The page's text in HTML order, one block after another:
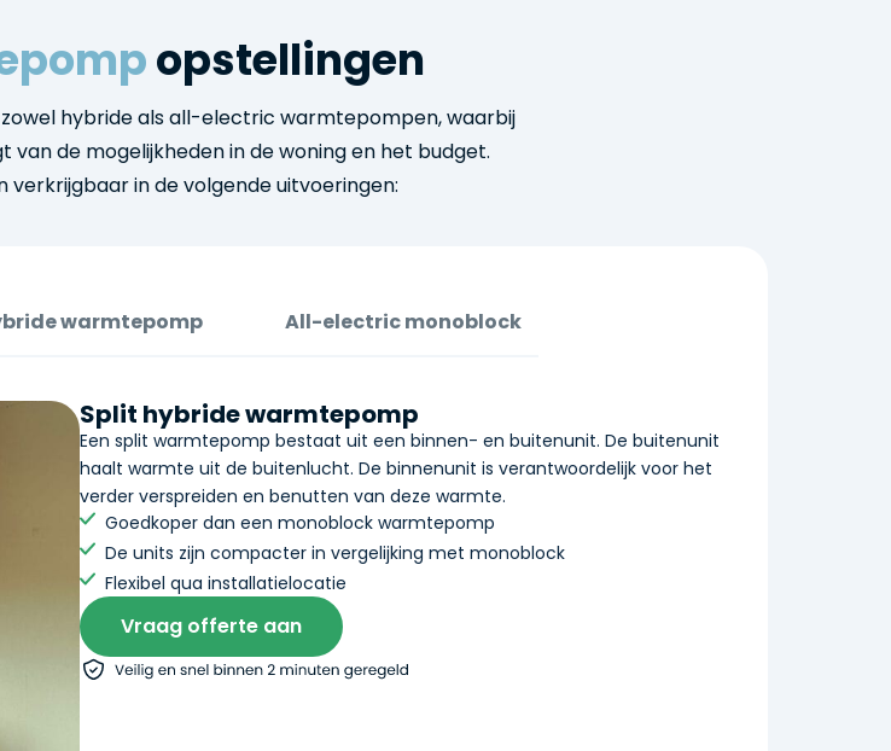
opstellingen
hybride als all-electric warmtepompen, waarbij
de mogelijkheden in de woning en het budget.
verkrijgbaar in de volgende uitvoeringen:
warmtepomp All-electric monoblock
Split hybride warmtepomp
Een split warmtepomp bestaat uit een binnen- en buitenunit. De buitenunit
haalt warmte uit de buitenlucht. De binnenunit is verantwoordelijk voor het
verder verspreiden en benutten van deze warmte.
Goedkoper dan een monoblock warmtepomp
De units zijn compacter in vergelijking met monoblock
Flexibel qua installatielocatie
Vraag offerte aan